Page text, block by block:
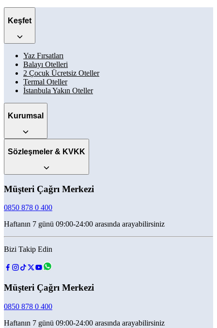
Keşfet
Yaz Fırsatları
Balayı Otelleri
2 Çocuk Ücretsiz Oteller
Termal Oteller
İstanbula Yakın Oteller
Kurumsal
Sözleşmeler & KVKK
Müşteri Çağrı Merkezi
0850 878 0 400
Haftanın 7 günü 09:00-24:00 arasında arayabilirsiniz
Bizi Takip Edin
Müşteri Çağrı Merkezi
0850 878 0 400
Haftanın 7 günü 09:00-24:00 arasında arayabilirsiniz